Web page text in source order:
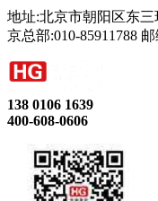
地址:北京市朝阳区东
京总部:010-85911788
138 0106 1639
400-608-0606